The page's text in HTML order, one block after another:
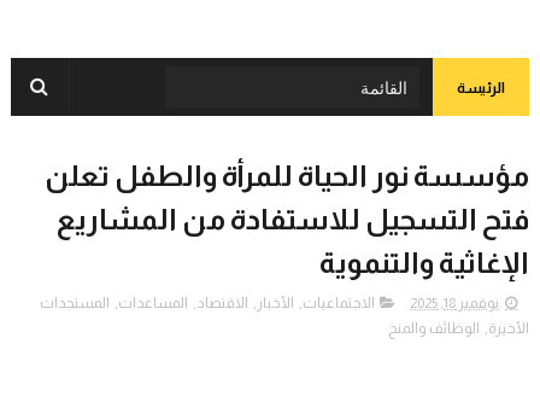
الرئيسة
مؤسسة نور الحياة للمرأة والطفل تعلن
فتح التسجيل للاستفادة من المشاريع
الإغاثية والتنموية
نوفمبر 18, 2025 الاجتماعيات, الأخبار , الاقتصاد, المساعدات,
المستجدات
الأخيرة, الوظائف والمنح